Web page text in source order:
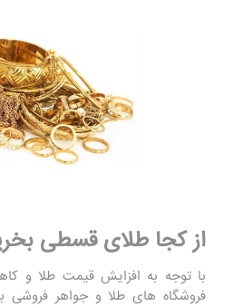
از کجا طلای قسطی
با توجه به افزایش قیمت طلا و
فروشگاه های طلا و جواهر فروشی